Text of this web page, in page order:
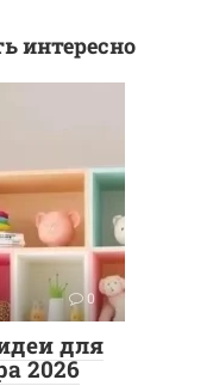
интересно
0
для
2026